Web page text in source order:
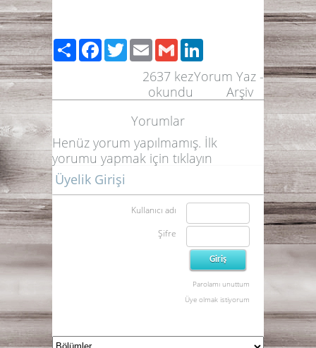
ShareFacebook
TwitterEmailGmail
Yorum Yaz -
Arşiv
2637 kez
okundu
Yorumlar
Henüz yorum yapılmamış. İlk
yorumu yapmak için tıklayın
Üyelik Girişi
Kullanıcı adı
Şifre
Parolamı unuttum
Üye olmak istiyorum